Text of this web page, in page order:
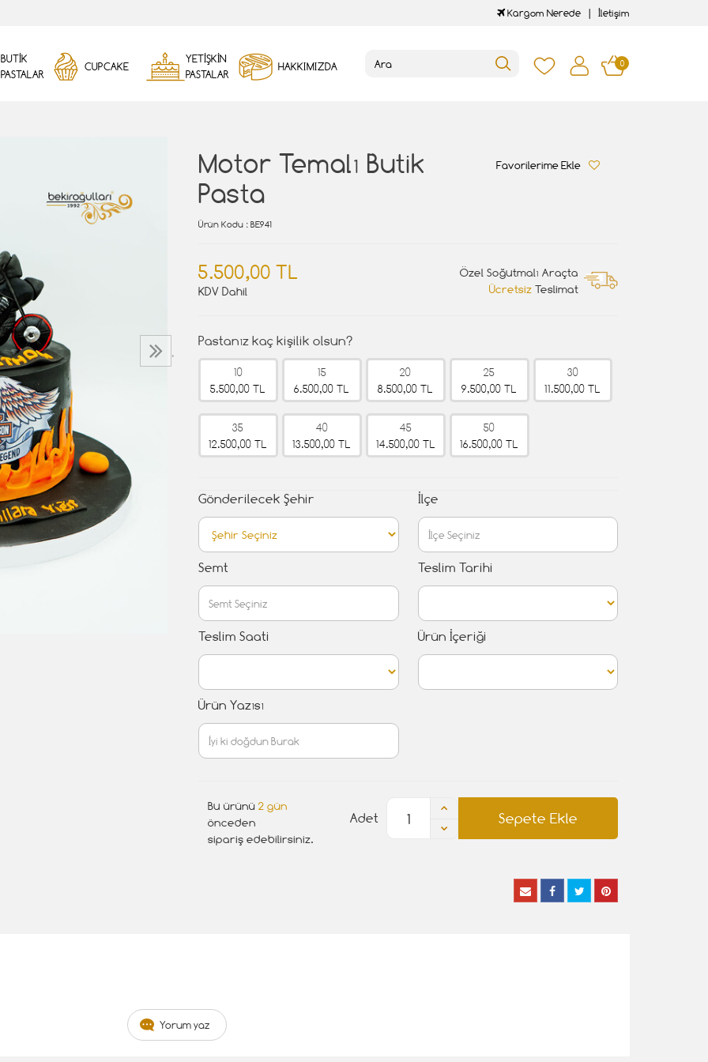
Kargom Nerede İletişim
BUTİK
PASTALAR
CUPCAKE
YETİŞKİN
PASTALAR
HAKKIMIZDA 0
›
Motor Temalı Butik
Pasta
Favorilerime Ekle
Ürün Kodu : BE941
5.500,00 TL
KDV Dahil
Özel Soğutmalı Araçta
Ücretsiz Teslimat
Pastanız kaç kişilik olsun?
10
5.500,00 TL
15
6.500,00 TL
20
8.500,00 TL
25
9.500,00 TL
30
11.500,00 TL
35
12.500,00 TL
40
13.500,00 TL
45
14.500,00 TL
50
16.500,00 TL
Gönderilecek Şehir İlçe
Semt Teslim Tarihi
Teslim Saati Ürün İçeriği
Ürün Yazısı
Bu ürünü 2 gün
önceden
sipariş edebilirsiniz.
Sepete Ekle
Adet
Yorum yaz